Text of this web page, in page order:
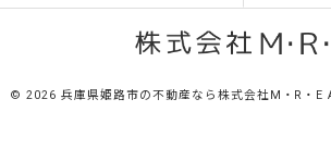
© 2026 兵庫県姫路市の不動産なら株式会社M・R・E